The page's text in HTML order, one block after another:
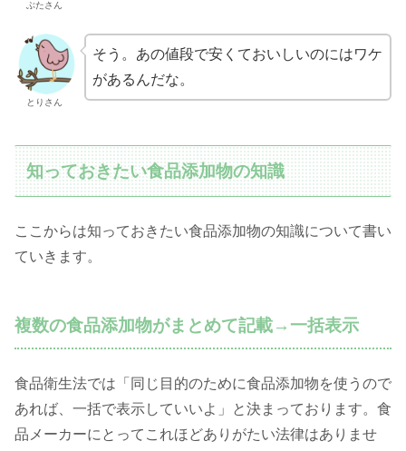
ぶたさん
とりさん
そう。あの値段で安くておいしいのにはワケ
があるんだな。
知っておきたい食品添加物の知識
ここからは知っておきたい食品添加物の知識について書い
ていきます。
複数の食品添加物がまとめて記載→一括表示
食品衛生法では「同じ目的のために食品添加物を使うので
あれば、一括で表示していいよ」と決まっております。食
品メーカーにとってこれほどありがたい法律はありませ